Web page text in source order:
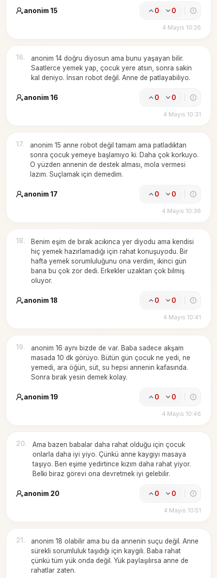
anonim 15 0 0
4 Mayıs 10:26
16.
anonim 14 doğru diyosun ama bunu yaşayan bilir.
Saatlerce yemek yap, çocuk yere atsın, sonra sakin
kal deniyo. İnsan robot değil. Anne de patlayabiliyo.
anonim 16 0 0
4 Mayıs 10:31
17.
anonim 15 anne robot değil tamam ama patladıktan
sonra çocuk yemeye başlamıyo ki. Daha çok korkuyo.
O yüzden annenin de destek alması, mola vermesi
lazım. Suçlamak için demedim.
anonim 17 0 0
4 Mayıs 10:36
18.
Benim eşim de bırak acıkınca yer diyodu ama kendisi
hiç yemek hazırlamadığı için rahat konuşuyodu. Bir
hafta yemek sorumluluğunu ona verdim, ikinci gün
bana bu çok zor dedi. Erkekler uzaktan çok bilmiş
oluyor.
anonim 18 0 0
4 Mayıs 10:41
19.
anonim 16 aynı bizde de var. Baba sadece akşam
masada 10 dk görüyo. Bütün gün çocuk ne yedi, ne
yemedi, ara öğün, süt, su hepsi annenin kafasında.
Sonra bırak yesin demek kolay.
anonim 19 0 0
4 Mayıs 10:46
20.
Ama bazen babalar daha rahat olduğu için çocuk
onlarla daha iyi yiyo. Çünkü anne kaygıyı masaya
taşıyo. Ben eşime yedirtince kızım daha rahat yiyor.
Belki biraz görevi ona devretmek iyi gelebilir.
anonim 20 0 0
4 Mayıs 10:51
21 .
anonim 18 olabilir ama bu da annenin suçu değil. Anne
sürekli sorumluluk taşıdığı için kaygılı. Baba rahat
çünkü tüm yük onda değil. Yük paylaşılırsa anne de
rahatlar zaten.